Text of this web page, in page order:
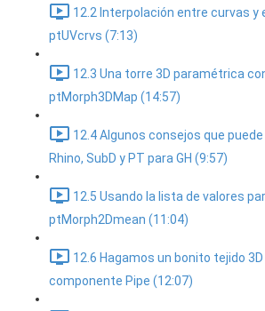
12.2 Interpolación entre curvas y
ptUVcrvs (7:13)
12.3 Una torre 3D paramétrica
ptMorph3DMap (14:57)
12.4 Algunos consejos que
Rhino, SubD y PT para GH (9:57)
12.5 Usando la lista de valores
ptMorph2Dmean (11:04)
12.6 Hagamos un bonito tejido 3D
componente Pipe (12:07)